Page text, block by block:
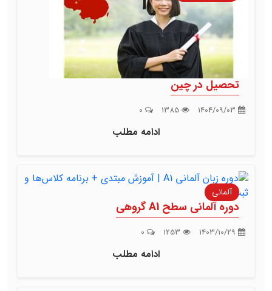
تحصیل در چین
ادامه مطلب
آلمانی
دوره آلمانی سطح A1 گروهی
ادامه مطلب